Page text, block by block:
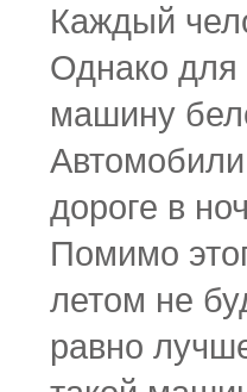
Каждый
Однако для
машину
дороге в
Помимо
летом не
равно